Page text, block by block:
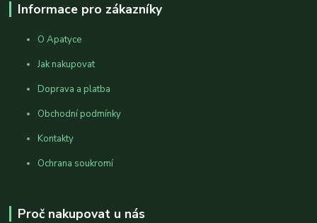
Informace pro zákazníky
O Apatyce
Jak nakupovat
Doprava a platba
Obchodní podmínky
Kontakty
Ochrana soukromí
Proč nakupovat u nás